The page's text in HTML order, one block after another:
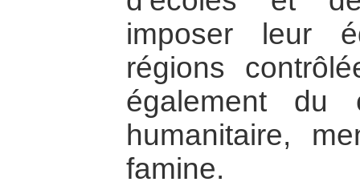
imposer leur
régions
également du
humanitaire,
famine.